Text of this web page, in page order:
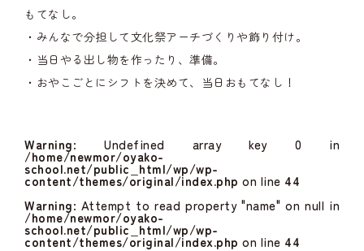
もてなし。
・みんなで分担して文化祭アーチづくりや飾り付け。
・当日やる出し物を作ったり、準備。
・おやこごとにシフトを決めて、当日おもてなし！
Warning: Undefined array key 0 in
/home/newmor/oyako-
school.net/public_html/wp/wp-
content/themes/original/index.php on line 44
Warning: Attempt to read property "name" on null in
/home/newmor/oyako-
school.net/public_html/wp/wp-
content/themes/original/index.php on line 44